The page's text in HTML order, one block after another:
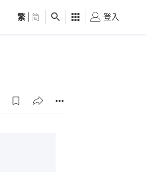
觀點 健康 好食玩飛
繁 简 登入